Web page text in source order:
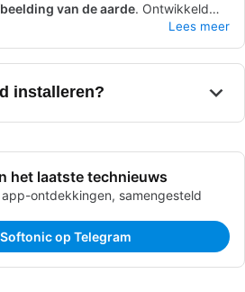
van de aarde. Ontwikkeld
te reizen zonder je huis te verlaten.
als mobiele apparaten, evenals
Google Earth je in staat om virtueel
heeft een breed scala aan
Lees meer
installeren?
het laatste technieuws
ontdekkingen, samengesteld
op Telegram